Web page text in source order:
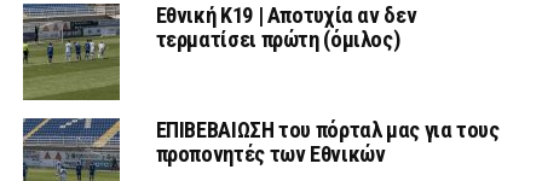
Εθνική Κ19 | Αποτυχία αν δεν
τερματίσει πρώτη (όμιλος)
ΕΠΙΒΕΒΑΙΩΣΗ του πόρταλ μας για τους
προπονητές των Εθνικών